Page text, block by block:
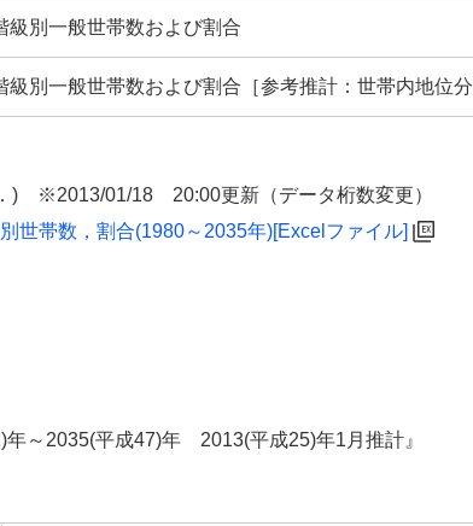
級別一般世帯数および割合
別一般世帯数および割合［参考推計：世帯内地位分
) ※2013/01/18 20:00更新（データ桁数変更）
帯数，割合(1980～2035年)[Excelファイル]
～2035(平成47)年 2013(平成25)年1月推計』